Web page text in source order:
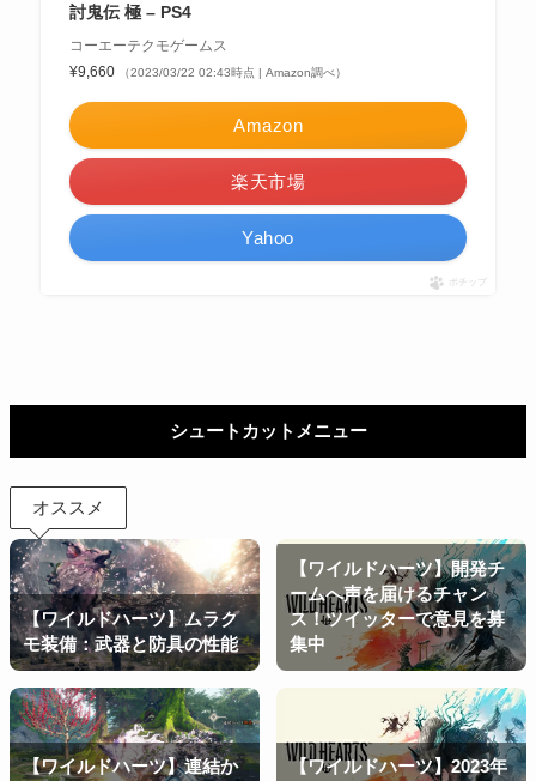
討鬼伝 極 – PS4
コーエーテクモゲームス
¥9,660
（2023/03/22 02:43時点 | Amazon調べ）
Amazon
楽天市場
Yahoo
ポチップ
シュートカットメニュー
オススメ
【ワイルドハーツ】ムラク
モ装備：武器と防具の性能
【ワイルドハーツ】開発チ
ームへ声を届けるチャン
ス！ツイッターで意見を募
集中
【ワイルドハーツ】連結か
【ワイルドハーツ】2023年